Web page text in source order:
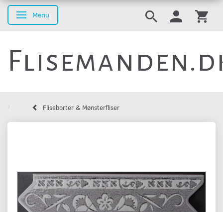
Skifte navigation
Menu
Fliseborter & Mønsterfliser